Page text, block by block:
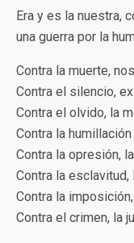
Era y es la nuestra,
una guerra por la
Contra la muerte,
Contra el silencio,
Contra el olvido, la
Contra la
Contra la opresión,
Contra la esclavitud,
Contra la
Contra el crimen, la